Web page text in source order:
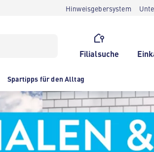
Hinweisgebersystem
Filialsuche
Spartipps für den Alltag